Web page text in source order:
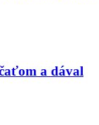
a dával